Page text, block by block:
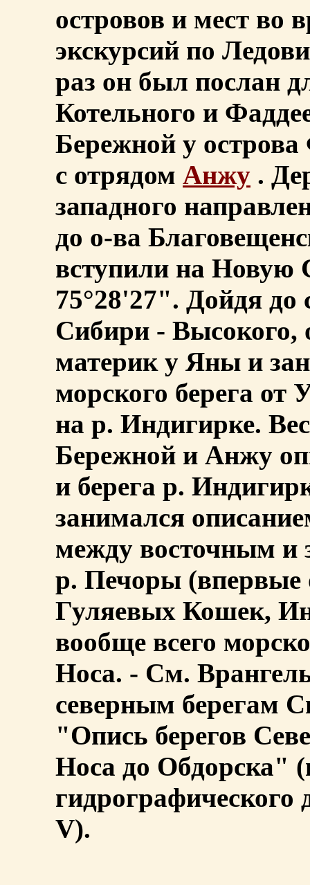
островов и мест во
экскурсий по
раз он был послан
Котельного и
Бережной у острова
с отрядом Анжу .
западного
до о-ва
вступили на Новую
75°28'27". Дойдя до
Сибири - Высокого,
материк у Яны и
морского берега от
на р. Индигирке.
Бережной и Анжу
и берега р.
занимался
между восточным и
р. Печоры (впервые
Гуляевых Кошек,
вообще всего
Носа. - См.
северным берегам
"Опись берегов
Носа до Обдорска"
гидрографического
V).